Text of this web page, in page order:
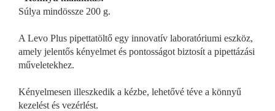
Súlya mindössze 200 g.
A Levo Plus pipettatöltő egy innovatív laboratóriumi eszköz,
amely jelentős kényelmet és pontosságot biztosít a pipettázási
műveletekhez.
Kényelmesen illeszkedik a kézbe, lehetővé téve a könnyű
kezelést és vezérlést.